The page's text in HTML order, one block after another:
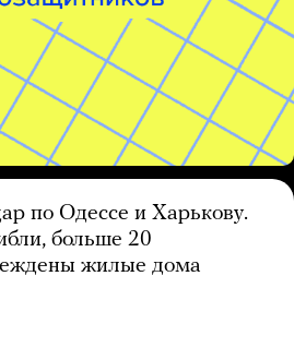
по Одессе и Харькову.
больше 20
жилые дома